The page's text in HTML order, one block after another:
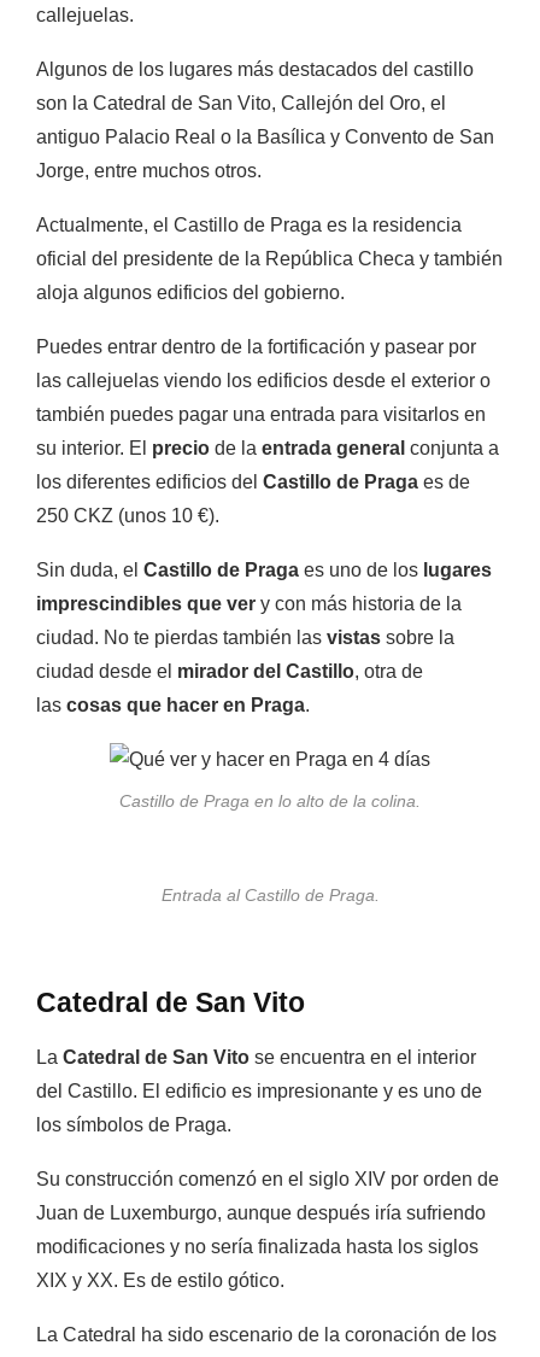
callejuelas.
Algunos de los lugares más destacados del castillo
son la Catedral de San Vito, Callejón del Oro, el
antiguo Palacio Real o la Basílica y Convento de San
Jorge, entre muchos otros.
Actualmente, el Castillo de Praga es la residencia
oficial del presidente de la República Checa y también
aloja algunos edificios del gobierno.
Puedes entrar dentro de la fortificación y pasear por
las callejuelas viendo los edificios desde el exterior o
también puedes pagar una entrada para visitarlos en
su interior. El precio de la entrada general conjunta a
los diferentes edificios del Castillo de Praga es de
250 CKZ (unos 10 €).
Sin duda, el Castillo de Praga es uno de los lugares
imprescindibles que ver y con más historia de la
ciudad. No te pierdas también las vistas sobre la
ciudad desde el mirador del Castillo, otra de
las cosas que hacer en Praga.
Castillo de Praga en lo alto de la colina.
Entrada al Castillo de Praga.
Catedral de San Vito
La Catedral de San Vito se encuentra en el interior
del Castillo. El edificio es impresionante y es uno de
los símbolos de Praga.
Su construcción comenzó en el siglo XIV por orden de
Juan de Luxemburgo, aunque después iría sufriendo
modificaciones y no sería finalizada hasta los siglos
XIX y XX. Es de estilo gótico.
La Catedral ha sido escenario de la coronación de los